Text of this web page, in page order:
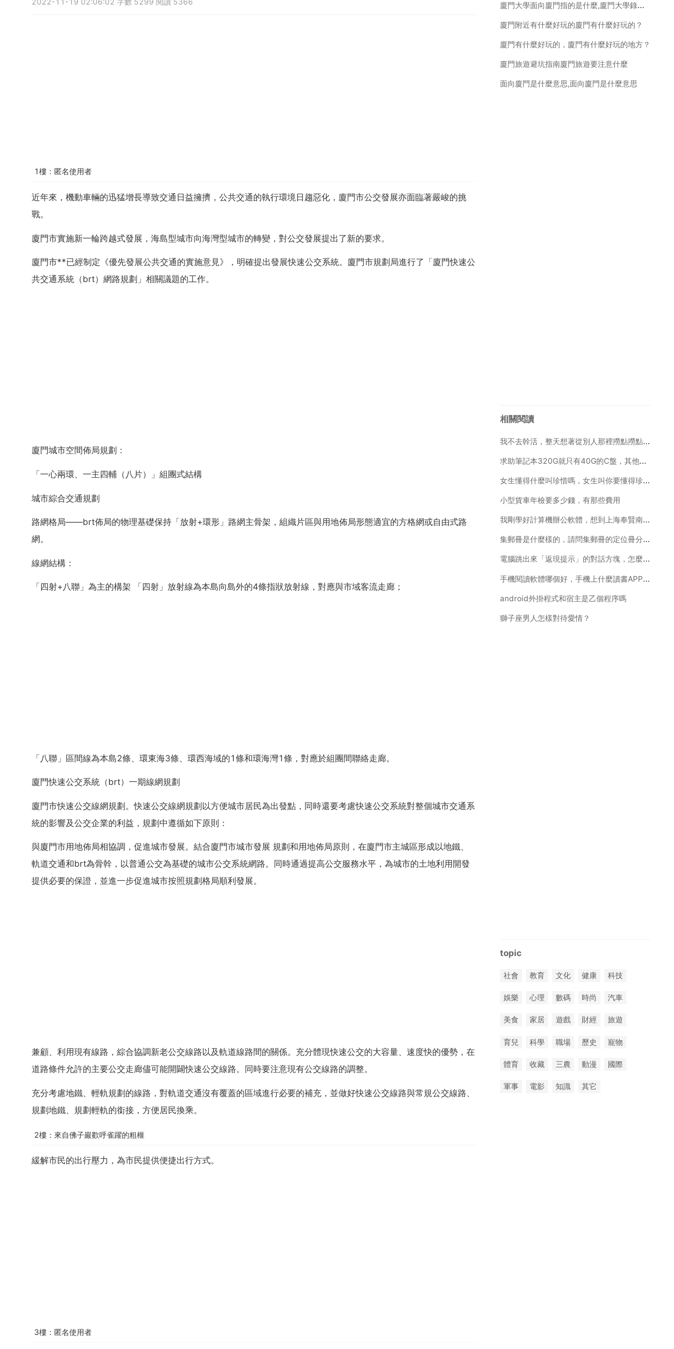
2022-11-19 02:06:02 字數 5299 閱讀 5366
1樓：匿名使用者
近年來，機動車輛的迅猛增長導致交通日益擁擠，公共交通的執行環境日趨惡化，廈門市公交發展亦面臨著嚴峻的挑
戰。
廈門市實施新一輪跨越式發展，海島型城市向海灣型城市的轉變，對公交發展提出了新的要求。
廈門市**已經制定《優先發展公共交通的實施意見》，明確提出發展快速公交系統。廈門市規劃局進行了「廈門快速公
共交通系統（brt）網路規劃」相關議題的工作。
廈門城市空間佈局規劃：
「一心兩環、一主四輔（八片）」組團式結構
城市綜合交通規劃
路網格局——brt佈局的物理基礎保持「放射+環形」路網主骨架，組織片區與用地佈局形態適宜的方格網或自由式路
網。
線網結構：
「四射+八聯」為主的構架 「四射」放射線為本島向島外的4條指狀放射線，對應與市域客流走廊；
「八聯」區間線為本島2條、環東海3條、環西海域的1條和環海灣1條，對應於組團間聯絡走廊。
廈門快速公交系統（brt）一期線網規劃
廈門市快速公交線網規劃。快速公交線網規劃以方便城市居民為出發點，同時還要考慮快速公交系統對整個城市交通系
統的影響及公交企業的利益，規劃中遵循如下原則：
與廈門市用地佈局相協調，促進城市發展。結合廈門市城市發展 規劃和用地佈局原則，在廈門市主城區形成以地鐵、
軌道交通和brt為骨幹，以普通公交為基礎的城市公交系統網路。同時通過提高公交服務水平，為城市的土地利用開發
提供必要的保證，並進一步促進城市按照規劃格局順利發展。
兼顧、利用現有線路，綜合協調新老公交線路以及軌道線路間的關係。充分體現快速公交的大容量、速度快的優勢，在
道路條件允許的主要公交走廊儘可能開闢快速公交線路。同時要注意現有公交線路的調整。
充分考慮地鐵、輕軌規劃的線路，對軌道交通沒有覆蓋的區域進行必要的補充，並做好快速公交線路與常規公交線路、
規劃地鐵、規劃輕軌的銜接，方便居民換乘。
2樓：來自佛子巖歡呼雀躍的粗榧
緩解市民的出行壓力，為市民提供便捷出行方式。
3樓：匿名使用者
廈門大學面向廈門指的是什麼,廈門大學錄取分數線的面向廈門,走讀是什麼意思
廈門附近有什麼好玩的廈門有什麼好玩的？
廈門有什麼好玩的，廈門有什麼好玩的地方？
廈門旅遊避坑指南廈門旅遊要注意什麼
面向廈門是什麼意思,面向廈門是什麼意思
相關閱讀
我不去幹活，整天想著從別人那裡撈點撈點，我這種情況，有方法嗎
求助筆記本320G就只有40G的C盤，其他在哪兒，在不破壞系統的情況下，怎麼分盤啊
女生懂得什麼叫珍惜嗎，女生叫你要懂得珍惜是什麼意思？
小型貨車年檢要多少錢，有那些費用
我剛學好計算機辦公軟體，想到上海奉賢南橋找份工作，不知道做文員好還是做倉管好呢？請各位朋友幫忙，謝
集郵冊是什麼樣的，請問集郵冊的定位冊分哪幾種，各有什麼區別？
電腦跳出來「返現提示」的對話方塊，怎麼去掉啊？
手機閱讀軟體哪個好，手機上什麼讀書APP最好啊
android外掛程式和宿主是乙個程序嗎
獅子座男人怎樣對待愛情？
topic
社會 教育 文化 健康 科技
娛樂 心理 數碼 時尚 汽車
美食 家居 遊戲 財經 旅遊
育兒 科學 職場 歷史 寵物
體育 收藏 三農 動漫 國際
軍事 電影 知識 其它